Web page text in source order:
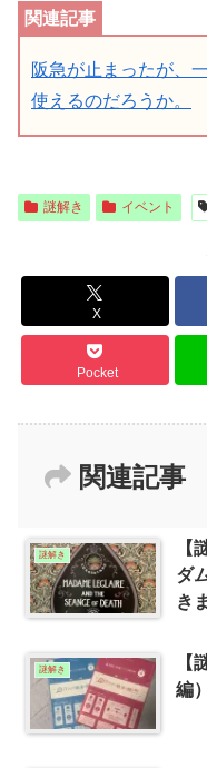
阪急が止まったが、
使えるのだろうか。
謎解き イベント
X
Pocket
関連記事
謎解き
【
ダ
き
謎解き
【
編